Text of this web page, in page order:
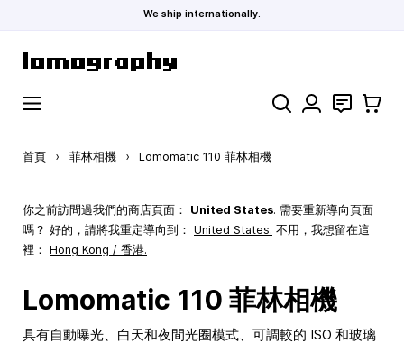
We ship internationally.
搜索 聯絡 購物車
首頁 › 菲林相機 › Lomomatic 110 菲林相機
你之前訪問過我們的商店頁面： United States. 需要重新導向頁面
嗎？ 好的，請將我重定導向到： United States. 不用，我想留在這
裡： Hong Kong / 香港.
Lomomatic 110 菲林相機
具有自動曝光、白天和夜間光圈模式、可調較的 ISO 和玻璃